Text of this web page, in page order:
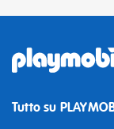
Tutto su